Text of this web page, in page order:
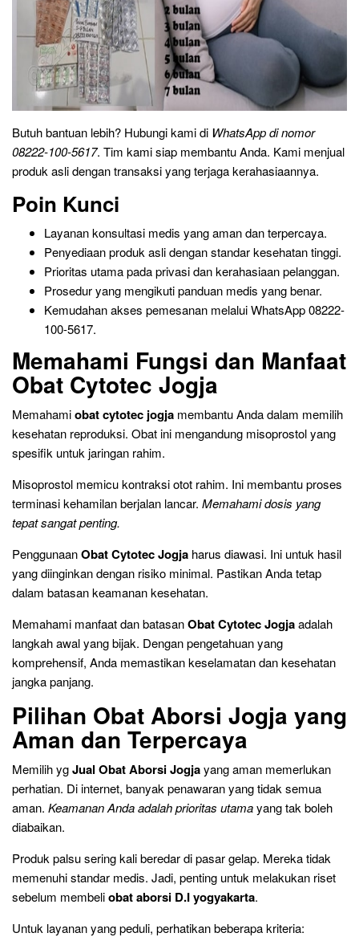
Butuh bantuan lebih? Hubungi kami di WhatsApp di nomor
08222-100-5617. Tim kami siap membantu Anda. Kami menjual
produk asli dengan transaksi yang terjaga kerahasiaannya.
Poin Kunci
Layanan konsultasi medis yang aman dan terpercaya.
Penyediaan produk asli dengan standar kesehatan tinggi.
Prioritas utama pada privasi dan kerahasiaan pelanggan.
Prosedur yang mengikuti panduan medis yang benar.
Kemudahan akses pemesanan melalui WhatsApp 08222-
100-5617.
Memahami Fungsi dan Manfaat
Obat Cytotec Jogja
Memahamiobat cytotec jogja membantu Anda dalam memilih
kesehatan reproduksi. Obat ini mengandung misoprostol yang
spesifik untuk jaringan rahim.
Misoprostol memicu kontraksi otot rahim. Ini membantu proses
terminasi kehamilan berjalan lancar. Memahami dosis yang
tepat sangat penting.
PenggunaanObat Cytotec Jogja harus diawasi. Ini untuk hasil
yang diinginkan dengan risiko minimal. Pastikan Anda tetap
dalam batasan keamanan kesehatan.
Memahami manfaat dan batasanObat Cytotec Jogjaadalah
langkah awal yang bijak. Dengan pengetahuan yang
komprehensif, Anda memastikan keselamatan dan kesehatan
jangka panjang.
Pilihan Obat Aborsi Jogja yang
Aman dan Terpercaya
Memilih ygJual Obat Aborsi Jogjayang aman memerlukan
perhatian. Di internet, banyak penawaran yang tidak semua
aman. Keamanan Anda adalah prioritas utamayang tak boleh
diabaikan.
Produk palsu sering kali beredar di pasar gelap. Mereka tidak
memenuhi standar medis. Jadi, penting untuk melakukan riset
sebelum membeliobat aborsi D.I yogyakarta.
Untuk layanan yang peduli, perhatikan beberapa kriteria: